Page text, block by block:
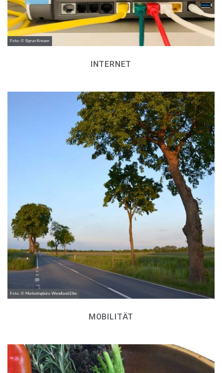
Foto: © Sigrun Kreuser
INTERNET
Foto: © Marketingbüro Wendland.Elbe
MOBILITÄT